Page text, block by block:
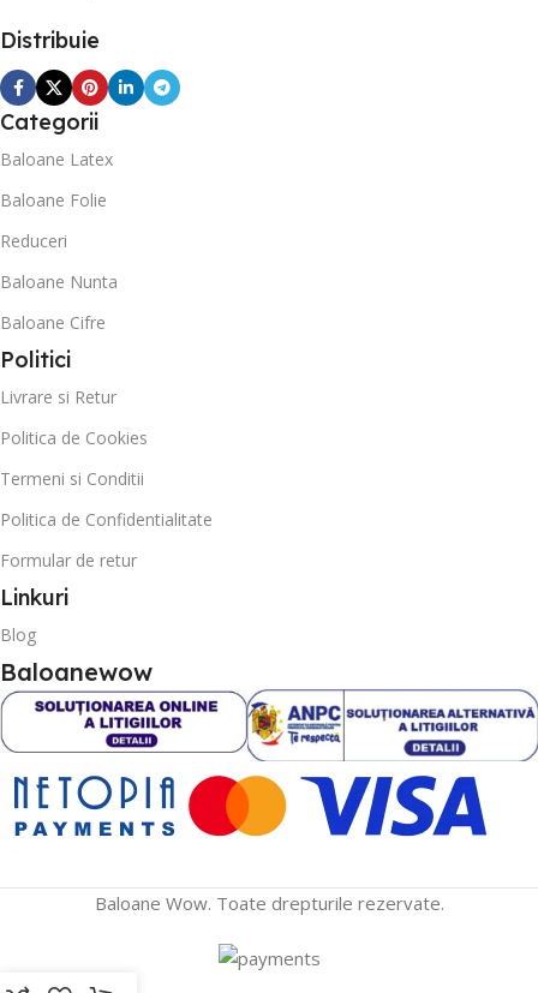
Distribuie
Categorii
Baloane Latex
Baloane Folie
Reduceri
Baloane Nunta
Baloane Cifre
Politici
Livrare si Retur
Politica de Cookies
Termeni si Conditii
Politica de Confidentialitate
Formular de retur
Linkuri
Blog
Baloanewow
Baloane Wow. Toate drepturile rezervate.